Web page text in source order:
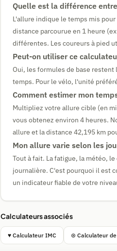
Quelle est la différence
L'allure indique le temps mis
distance parcourue en 1 heure
différentes. Les coureurs à pied
Peut-on utiliser ce
Oui, les formules de base
temps. Pour le vélo, l'unité
Comment estimer mon
Multipliez votre allure cible (en
vous obtenez environ 4 heures.
allure et la distance 42,195 km
Mon allure varie selon les
Tout à fait. La fatigue, la météo,
journalière. C'est pourquoi il est
un indicateur fiable de votre
Calculateurs associés
♥ Calculateur IMC ⊛ Calculateur